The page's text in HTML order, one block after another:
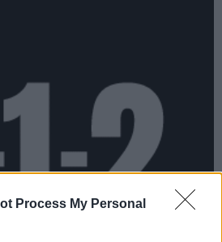
Process My Personal